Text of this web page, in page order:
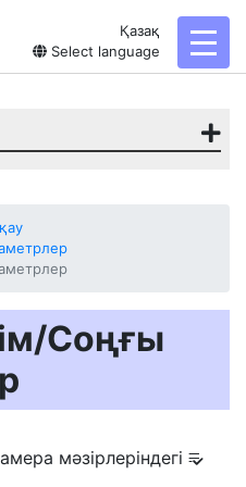
Қазақ
Select language
Соңғы
мәзірлеріндегі O